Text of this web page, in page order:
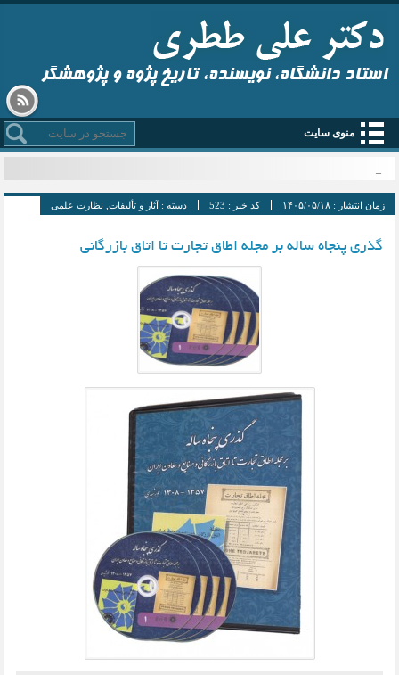
استاد دانشگاه، نویسنده، تاریخ پژوه و پژوهشگر
منوی سایت
زمان انتشار : ۱۴۰۵/۰۵/۱۸ کد خبر : 523 دسته :آثار و تألیفات نظارت علمی
گذری پنجاه ساله بر مجله اطاق تجارت تا اتاق بازرگانی